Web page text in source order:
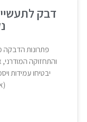
פתרונות הדבקה
והתחזוקה
יבטיחו עמידות